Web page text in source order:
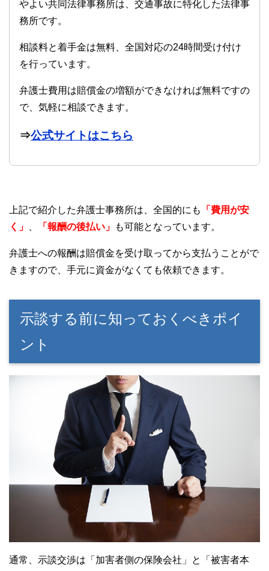
やよい共同法律事務所は、交通事故に特化した法律事
務所です。
相談料と着手金は無料、全国対応の24時間受け付け
を行っています。
弁護士費用は賠償金の増額ができなければ無料ですの
で、気軽に相談できます。
⇒公式サイトはこちら
上記で紹介した弁護士事務所は、全国的にも
「費用が安
く」
「報酬の後払い」 も可能となっています。
弁護士への報酬は賠償金を受け取ってから支払うことがで
きますので、手元に資金がなくても依頼できます。
示談する前に知っておくべきポイ
ント
通常、示談交渉は「加害者側の保険会社」と「被害者本